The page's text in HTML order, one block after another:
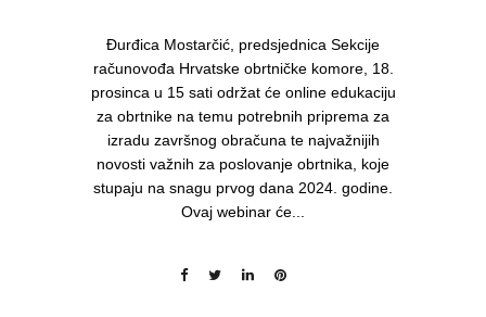
Đurđica Mostarčić, predsjednica Sekcije
računovođa Hrvatske obrtničke komore, 18.
prosinca u 15 sati održat će online edukaciju
za obrtnike na temu potrebnih priprema za
izradu završnog obračuna te najvažnijih
novosti važnih za poslovanje obrtnika, koje
stupaju na snagu prvog dana 2024. godine.
Ovaj webinar će...